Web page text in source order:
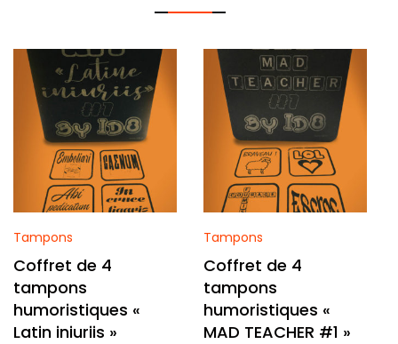
Tampons
Coffret de 4
tampons
humoristiques «
Latin iniuriis »
Tampons
Coffret de 4
tampons
humoristiques «
MAD TEACHER #1 »